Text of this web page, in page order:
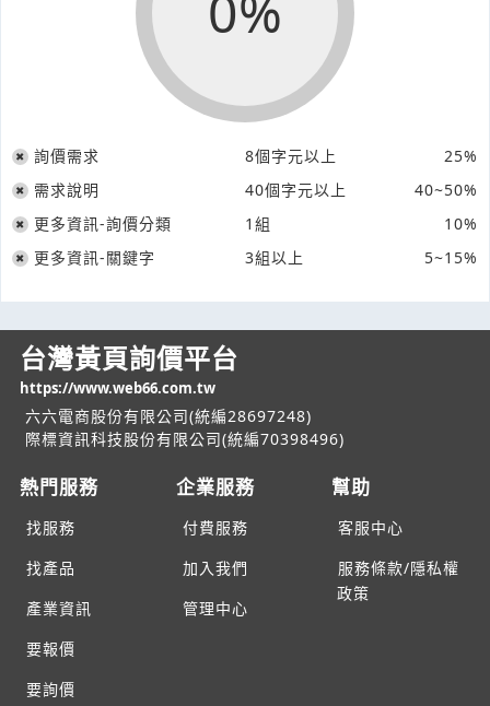
詢價需求 8個字元以上
25%
需求說明
40個字元以上
40~50%
更多資訊-詢價分類
1組
10%
更多資訊-關鍵字
3組以上 5~15%
台灣黃頁詢價平台
https://www.web66.com.tw
六六電商股份有限公司(統編28697248)
際標資訊科技股份有限公司(統編70398496)
熱門服務
找服務
找產品
產業資訊
要報價
要詢價
企業服務
付費服務
加入我們
管理中心
幫助
客服中心
服務條款/隱私權
政策